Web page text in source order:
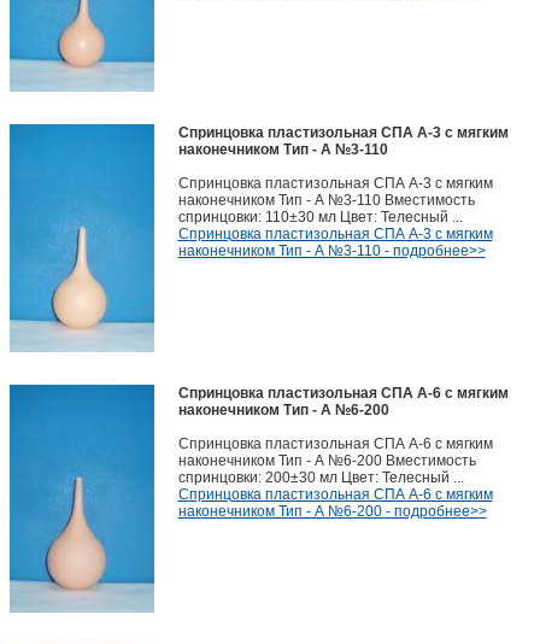
Спринцовка пластизольная СПА А-3 с мягким
наконечником Тип - А №3-110
Спринцовка пластизольная СПА А-3 с мягким
наконечником Тип - А №3-110 Вместимость
спринцовки: 110±30 мл Цвет: Телесный ...
Спринцовка пластизольная СПА А-3 с мягким
наконечником Тип - А №3-110 - подробнее>>
Спринцовка пластизольная СПА А-6 с мягким
наконечником Тип - А №6-200
Спринцовка пластизольная СПА А-6 с мягким
наконечником Тип - А №6-200 Вместимость
спринцовки: 200±30 мл Цвет: Телесный ...
Спринцовка пластизольная СПА А-6 с мягким
наконечником Тип - А №6-200 - подробнее>>